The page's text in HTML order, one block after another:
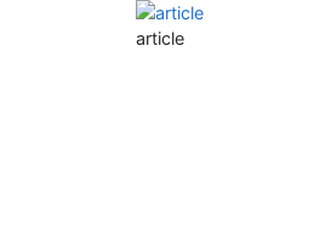
article